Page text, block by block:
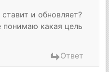
и обновляет?
какая цель
Ответ